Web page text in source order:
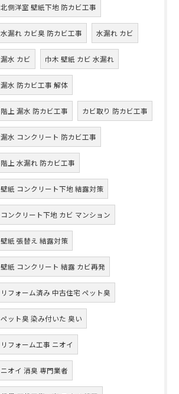
北側洋室 壁紙下地 防カビ工事
水漏れ カビ臭 防カビ工事 水漏れ カビ
漏水 カビ 巾木 壁紙 カビ 水漏れ
漏水 防カビ工事 解体
階上 漏水 防カビ工事 カビ取り 防カビ工事
漏水 コンクリート 防カビ工事
階上 水漏れ 防カビ工事
壁紙 コンクリート下地 結露対策
コンクリート下地 カビ マンション
壁紙 張替え 結露対策
壁紙 コンクリート 結露 カビ再発
リフォーム済み 中古住宅 ペット臭
ペット臭 染み付いた 臭い
リフォーム工事 ニオイ
ニオイ 消臭 専門業者